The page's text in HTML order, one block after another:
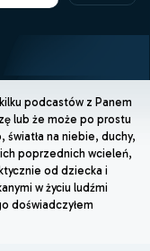
podcastów z Panem
lub że może po prostu
światła na niebie, duchy,
poprzednich wcieleń,
od dziecka i
w życiu ludźmi
doświadczyłem